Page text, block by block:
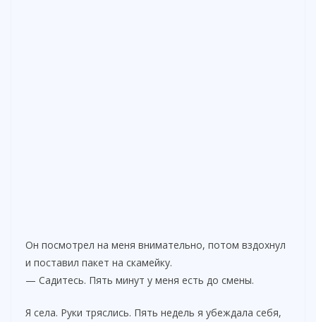
Он посмотрел на меня внимательно, потом вздохнул
и поставил пакет на скамейку.
— Садитесь. Пять минут у меня есть до смены.
Я села. Руки тряслись. Пять недель я убеждала себя,